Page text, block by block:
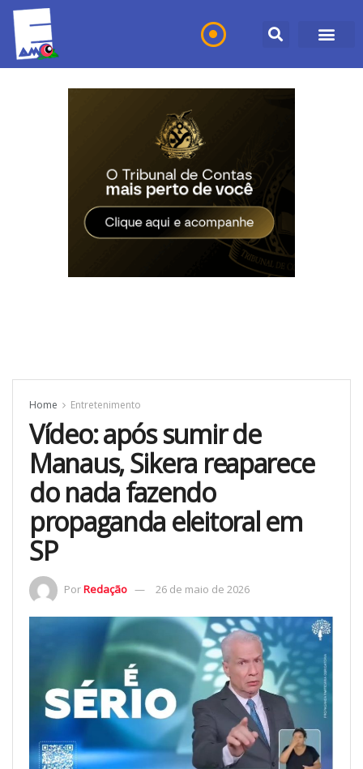
Home Entretenimento
Vídeo: após sumir de
Manaus, Sikera reaparece
do nada fazendo
propaganda eleitoral em
SP
PorRedação 26 de maio de 2026